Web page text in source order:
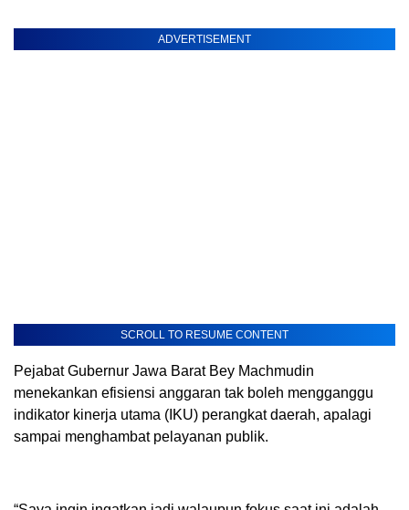
ADVERTISEMENT
SCROLL TO RESUME CONTENT
Pejabat Gubernur Jawa Barat Bey Machmudin
menekankan efisiensi anggaran tak boleh mengganggu
indikator kinerja utama (IKU) perangkat daerah, apalagi
sampai menghambat pelayanan publik.